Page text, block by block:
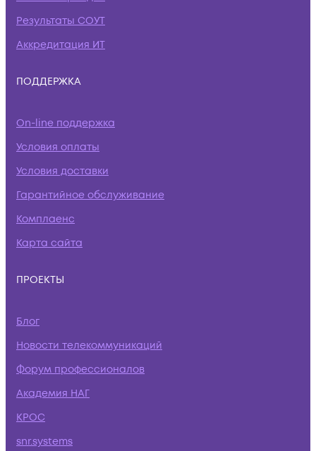
Результаты СОУТ
Аккредитация ИТ
ПОДДЕРЖКА
On-line поддержка
Условия оплаты
Условия доставки
Гарантийное обслуживание
Комплаенс
Карта сайта
ПРОЕКТЫ
Блог
Новости телекоммуникаций
Форум профессионалов
Академия НАГ
КРОС
snr.systems